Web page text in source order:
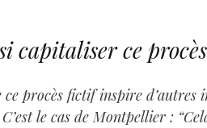
capitaliser ce
ce procès fictif inspire d’autres
C’est le cas de Montpellier :